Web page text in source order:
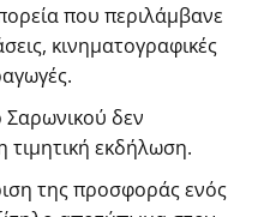
που περιλάμβανε
κινηματογραφικές
δεν
τιμητική εκδήλωση.
της προσφοράς ενός